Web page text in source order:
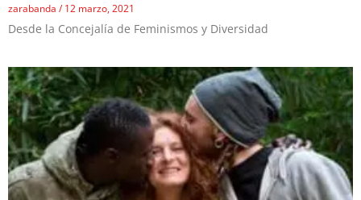
zarabanda 12 marzo, 2021
Desde la Concejalía de Feminismos y Diversidad